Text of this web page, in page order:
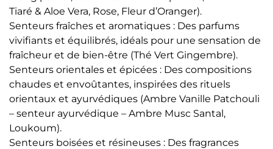
Tiaré & Aloe Vera, Rose, Fleur d’Oranger).
Senteurs fraîches et aromatiques : Des parfums
vivifiants et équilibrés, idéals pour une sensation de
fraîcheur et de bien-être (Thé Vert Gingembre).
Senteurs orientales et épicées : Des compositions
chaudes et envoûtantes, inspirées des rituels
orientaux et ayurvédiques (Ambre Vanille Patchouli
– senteur ayurvédique – Ambre Musc Santal,
Loukoum).
Senteurs boisées et résineuses : Des fragrances